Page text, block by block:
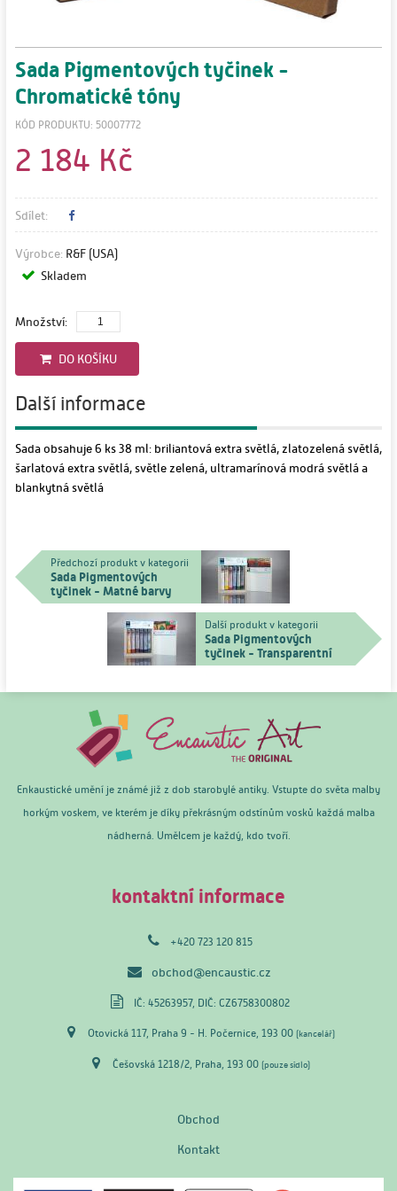
Sada Pigmentových tyčinek -
Chromatické tóny
KÓD PRODUKTU: 50007772
2 184 Kč
Sdílet:
Výrobce: R&F (USA)
Skladem
Množství:
DO KOŠÍKU
Další informace
Sada obsahuje 6 ks 38 ml: briliantová extra světlá, zlatozelená světlá,
šarlatová extra světlá, světle zelená, ultramarínová modrá světlá a
blankytná světlá
Předchozí produkt v kategorii
Sada Pigmentových
tyčinek - Matné barvy
Další produkt v kategorii
Sada Pigmentových
tyčinek - Transparentní
barvy
Enkaustické umění je známé již z dob starobylé antiky. Vstupte do světa malby
horkým voskem, ve kterém je díky překrásným odstínům vosků každá malba
nádherná. Umělcem je každý, kdo tvoří.
kontaktní informace
+420 723 120 815
obchod@encaustic.cz
IČ: 45263957, DIČ: CZ6758300802
Otovická 117, Praha 9 - H. Počernice, 193 00(kancelář)
Češovská 1218/2, Praha, 193 00(pouze sídlo)
Obchod
Kontakt